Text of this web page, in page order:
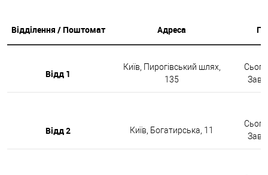
Відділення / Поштомат Адреса
Відд 1
Київ, Пирогівський шлях,
135
Відд 2 Київ, Богатирська, 11